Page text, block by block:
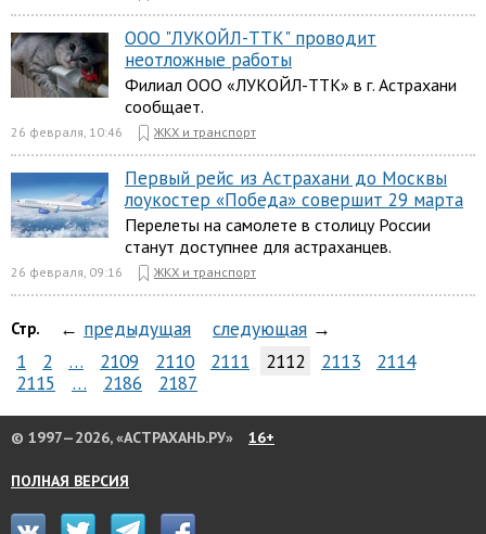
ООО "ЛУКОЙЛ-ТТК" проводит
неотложные работы
Филиал ООО «ЛУКОЙЛ-ТТК» в г. Астрахани
сообщает.
26 февраля, 10:46 ЖКХ и транспорт
Первый рейс из Астрахани до Москвы
лоукостер «Победа» совершит 29 марта
Перелеты на самолете в столицу России
станут доступнее для астраханцев.
26 февраля, 09:16 ЖКХ и транспорт
Стр. ← предыдущая следующая →
1
2 … 2109 2110 2111 2112 2113
2114
2115
… 2186 2187
© 1997—2026, «АСТРАХАНЬ.РУ» 16+
ПОЛНАЯ ВЕРСИЯ